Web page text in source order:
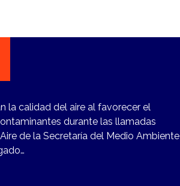
la calidad del aire al favorecer el
durante las llamadas
de la Secretaría del Medio Ambiente